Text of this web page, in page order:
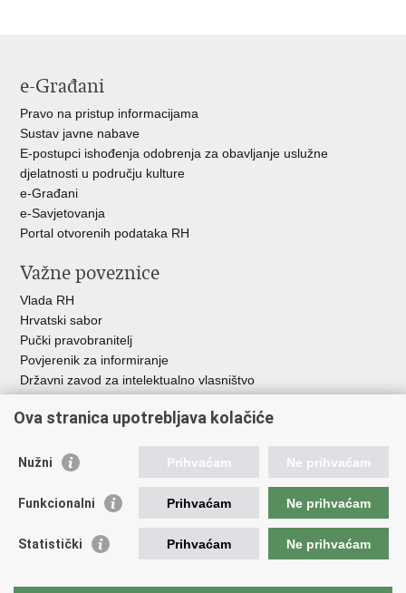
e-Građani
Pravo na pristup informacijama
Sustav javne nabave
E-postupci ishođenja odobrenja za obavljanje uslužne
djelatnosti u području kulture
e-Građani
e-Savjetovanja
Portal otvorenih podataka RH
Važne poveznice
Vlada RH
Hrvatski sabor
Pučki pravobranitelj
Povjerenik za informiranje
Državni zavod za intelektualno vlasništvo
HAKOM
Ostale poveznice
Hrvatski audiovizualni centar
Creative Europe
EU National Institutes for Culture
Ova stranica upotrebljava kolačiće
Nužni Prihvaćam Ne prihvaćam
Funkcionalni Prihvaćam Ne prihvaćam
Statistički Prihvaćam Ne prihvaćam